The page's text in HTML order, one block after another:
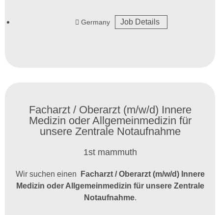
Germany Job Details
Facharzt / Oberarzt (m/w/d) Innere
Medizin oder Allgemeinmedizin für
unsere Zentrale Notaufnahme
1st mammuth
Wir suchen einen
Facharzt / Oberarzt (m/w/d) Innere
Medizin oder Allgemeinmedizin für unsere Zentrale
Notaufnahme.